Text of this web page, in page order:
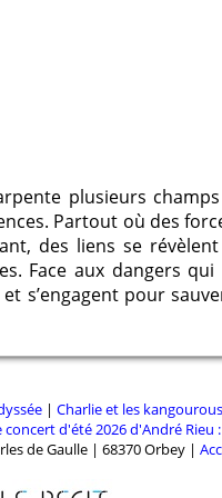
Mozilla
plusieurs
Partout où des
des liens se
Face aux dangers
s’engagent pour
| Charlie et les kangourous
concert d'été 2026 d'André Rieu
de Gaulle | 68370 Orbey |